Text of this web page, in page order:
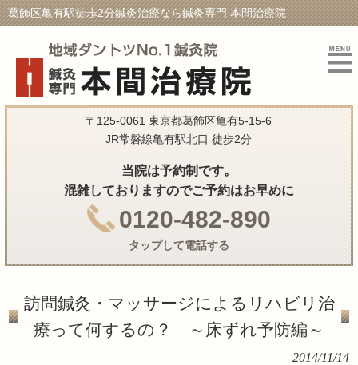
葛飾区亀有駅徒歩2分鍼灸治療なら鍼灸専門 本間治療院
〒125-0061 東京都葛飾区亀有5-15-6
JR常磐線亀有駅北口 徒歩2分
当院は予約制です。
混雑しておりますのでご予約はお早めに
0120-482-890
タップして電話する
訪問鍼灸・マッサージによるリハビリ治
療って何するの？ ～床ずれ予防編～
2014/11/14